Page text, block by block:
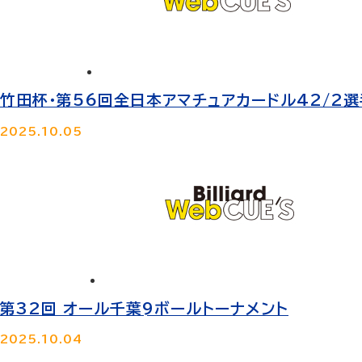
竹田杯・第56回全日本アマチュアカードル42/2
2025.10.05
第32回 オール千葉9ボールトーナメント
2025.10.04